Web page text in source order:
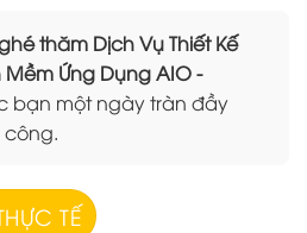
thăm Dịch Vụ Thiết Kế
Mềm Ứng Dụng AIO -
bạn một ngày tràn đầy
TẾ